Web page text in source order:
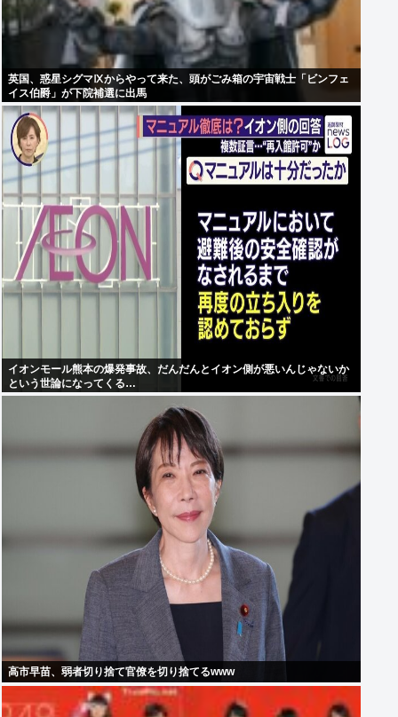
英国、惑星シグマⅨからやって来た、頭がごみ箱の宇宙戦士「ビンフェ
イス伯爵」が下院補選に出馬
イオンモール熊本の爆発事故、だんだんとイオン側が悪いんじゃないか
という世論になってくる…
高市早苗、弱者切り捨て官僚を切り捨てるwww